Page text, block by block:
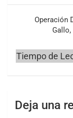
Operación
Deja una